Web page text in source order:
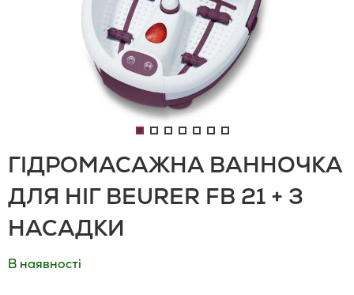
ГІДРОМАСАЖНА ВАННОЧКА
ДЛЯ НІГ BEURER FB 21 + 3
НАСАДКИ
В наявності